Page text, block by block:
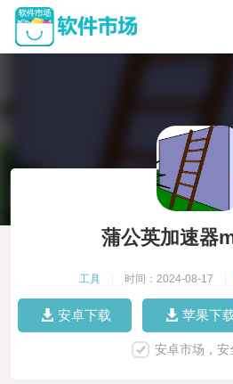
蒲公英加速器
工具 时间：2024-08-17
安卓下载 苹果下
安卓市场，安